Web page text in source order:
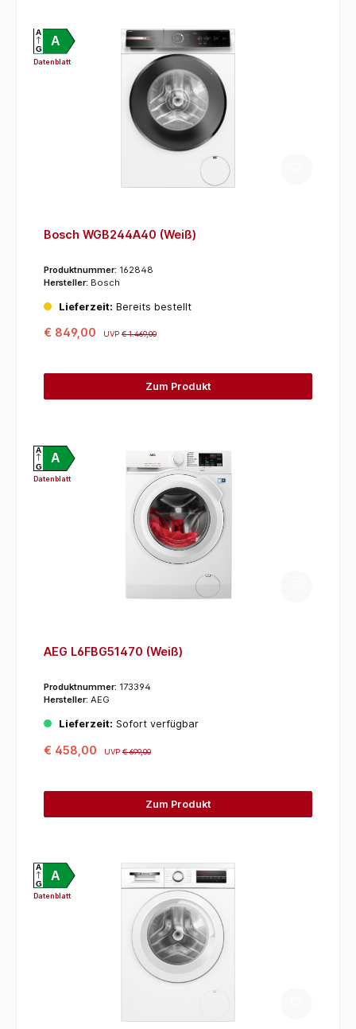
A
A
G
Datenblatt
Bosch WGB244A40 (Weiß)
Produktnummer: 162848
Hersteller: Bosch
Lieferzeit: Bereits bestellt
€ 849,00 UVP€ 1.469,00
Zum Produkt
A
A
G
Datenblatt
AEG L6FBG51470 (Weiß)
Produktnummer: 173394
Hersteller: AEG
Lieferzeit: Sofort verfügbar
€ 458,00 UVP€ 699,00
Zum Produkt
A
A
G
Datenblatt